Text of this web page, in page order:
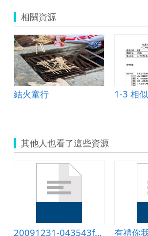
相關資源
結火童行 1-3 相
其他人也看了這些資源
20091231-043543f2-3827.ppt 有禮你